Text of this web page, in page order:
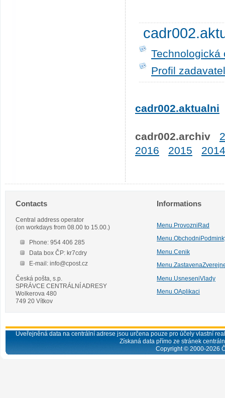
Technologická
Profil
cadr002.aktualni
cadr002.archiv
2016
2015 2014
Contacts
Central address operator
(on workdays from 08.00 to 15.00.)
Phone: 954 406 285
Data box ČP: kr7cdry
E-mail: info@cpost.cz
Česká pošta, s.p.
SPRÁVCE CENTRÁLNÍ ADRESY
Wolkerova 480
749 20 Vítkov
Informations
Menu.ProvozniRad
Menu.Cenik
Menu.UsneseniVlady
Menu.OAplikaci
Uveřejněná data na centrální adrese jsou určena pouze pro účely vlastní
Získaná data přímo ze stránek
Copyright © 2000-2026